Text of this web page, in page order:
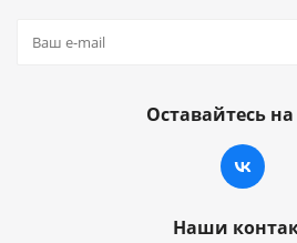
Оставайтесь на
Наши